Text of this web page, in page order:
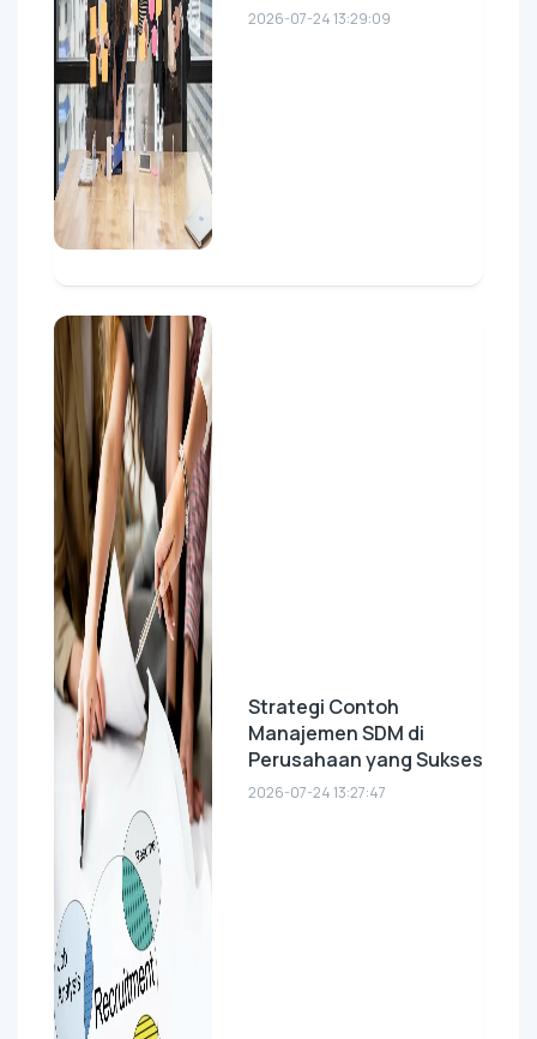
2026-07-24 13:29:09
Strategi Contoh
Manajemen SDM di
Perusahaan yang Sukses
2026-07-24 13:27:47